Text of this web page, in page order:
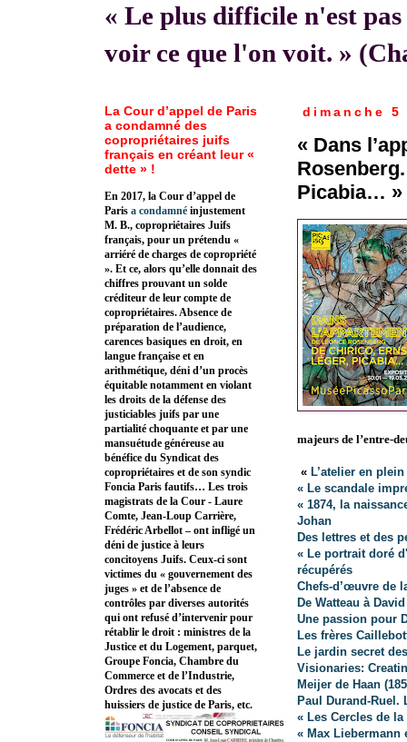
« Le plus difficile n'est
voir ce que l'on voit. »
dimanche 5
« Dans
Picabia… »
majeurs de l’entre-
« L’atelier en
« Le scandale
« 1874, la
Johan
Des lettres et des
« Le portrait doré
récupérés
Chefs-d’œuvre de
De Watteau à
Une passion pour
Les frères
Le jardin secret
Visionaries:
Meijer de Haan
Paul Durand-Ruel.
« Les Cercles de la
« Max Liebermann
La Cour d’appel de Paris
a condamné des
copropriétaires juifs
français en créant leur «
dette » !
En 2017, la Cour d’appel de
Paris a condamné injustement
M. B., copropriétaires Juifs
français, pour un prétendu «
arriéré de charges de copropriété
». Et ce, alors qu’elle donnait des
chiffres prouvant un solde
créditeur de leur compte de
copropriétaires. Absence de
préparation de l’audience,
carences basiques en droit, en
langue française et en
arithmétique, déni d’un procès
équitable notamment en violant
les droits de la défense des
justiciables juifs par une
partialité choquante et par une
mansuétude généreuse au
bénéfice du Syndicat des
copropriétaires et de son syndic
Foncia Paris fautifs… Les trois
magistrats de la Cour - Laure
Comte, Jean-Loup Carrière,
Frédéric Arbellot – ont infligé un
déni de justice à leurs
concitoyens Juifs. Ceux-ci sont
victimes du « gouvernement des
juges » et de l’absence de
contrôles par diverses autorités
qui ont refusé d’intervenir pour
rétablir le droit : ministres de la
Justice et du Logement, parquet,
Groupe Foncia, Chambre du
Commerce et de l’Industrie,
Ordres des avocats et des
huissiers de justice de Paris, etc.